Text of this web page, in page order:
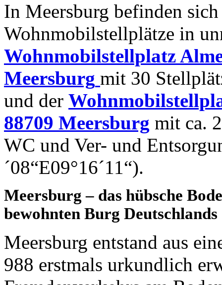
In Meersburg befinden
Wohnmobilstellplätze in
Wohnmobilstellplatz
Meersburg mit 30
und der
88709 Meersburg mit ca.
WC und Ver- und
´08“E09°16´11“).
Meersburg – das hübsche
bewohnten Burg Deutschlands
Meersburg entstand aus
988 erstmals urkundlich